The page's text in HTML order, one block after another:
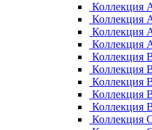
Коллекция
Коллекция
Коллекция
Коллекция
Коллекция
Коллекция
Коллекция
Коллекция
Коллекция
Коллекция